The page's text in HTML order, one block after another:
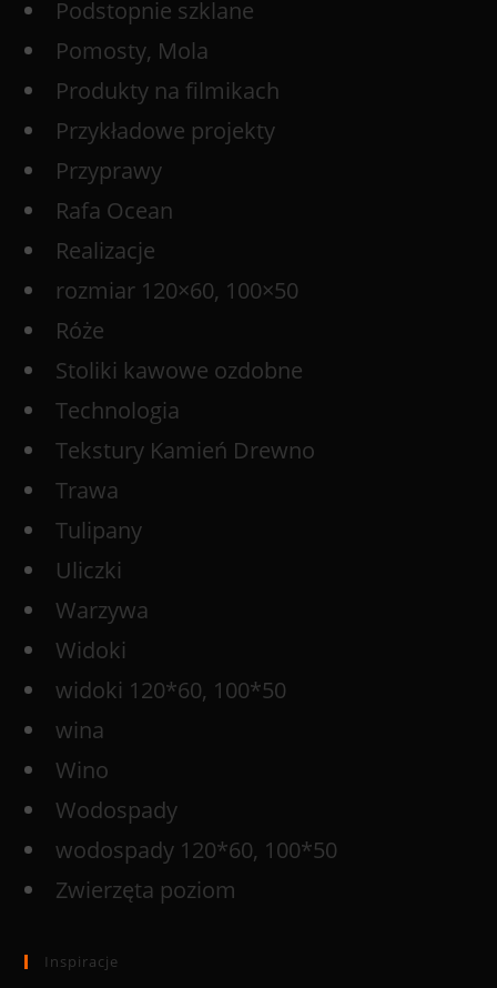
Podstopnie szklane
Pomosty, Mola
Produkty na filmikach
Przykładowe projekty
Przyprawy
Rafa Ocean
Realizacje
rozmiar 120×60, 100×50
Róże
Stoliki kawowe ozdobne
Technologia
Tekstury Kamień Drewno
Trawa
Tulipany
Uliczki
Warzywa
Widoki
widoki 120*60, 100*50
wina
Wino
Wodospady
wodospady 120*60, 100*50
Zwierzęta poziom
Inspiracje